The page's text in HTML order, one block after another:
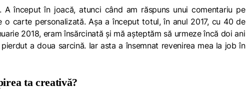
început în joacă, atunci când am răspuns unui comentariu pe
o carte personalizată. Așa a început totul, în anul 2017, cu 40 de
2018, eram însărcinată și mă așteptăm să urmeze încă doi ani
a doua sarcină. Iar asta a însemnat revenirea mea la job în
ta creativă?